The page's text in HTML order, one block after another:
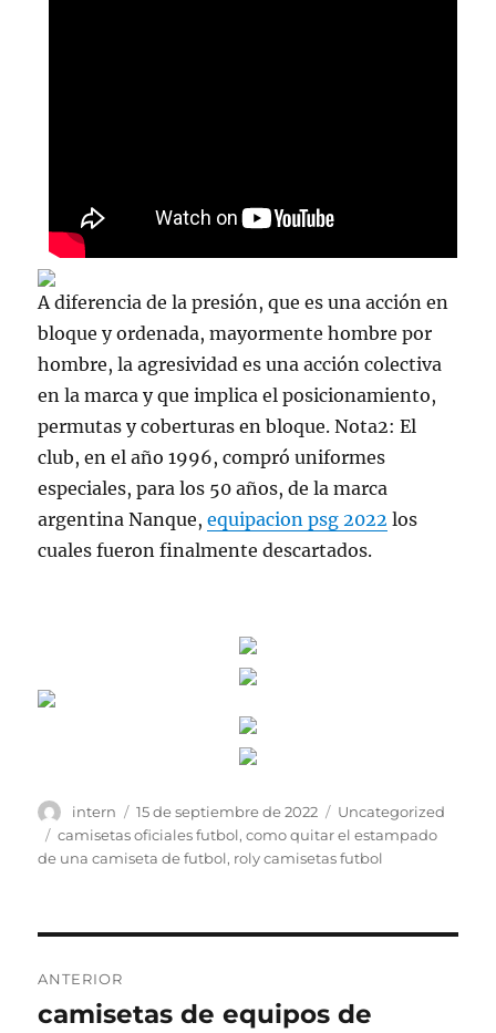
A diferencia de la presión, que es una acción en
bloque y ordenada, mayormente hombre por
hombre, la agresividad es una acción colectiva
en la marca y que implica el posicionamiento,
permutas y coberturas en bloque. Nota2: El
club, en el año 1996, compró uniformes
especiales, para los 50 años, de la marca
argentina Nanque,equipacion psg 2022 los
cuales fueron finalmente descartados.
Autor
intern
Publicado
el
15 de septiembre de 2022 Categorías
Uncategorized
Etiquetas
camisetas oficiales futbol,como quitar el estampado
de una camiseta de futbol, roly camisetas futbol
de
ANTERIOR
Entrada
camisetas de equipos de